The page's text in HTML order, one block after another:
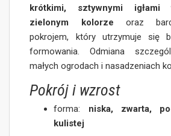
krótkimi, sztywnymi igłami
zielonym kolorze oraz
pokrojem, który utrzymuje się
formowania. Odmiana
małych ogrodach i nasadzeniach
Pokrój i wzrost
forma: niska, zwarta,
kulistej